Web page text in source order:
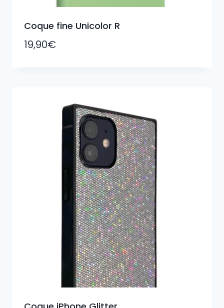
Coque fine Unicolor R
19,90€